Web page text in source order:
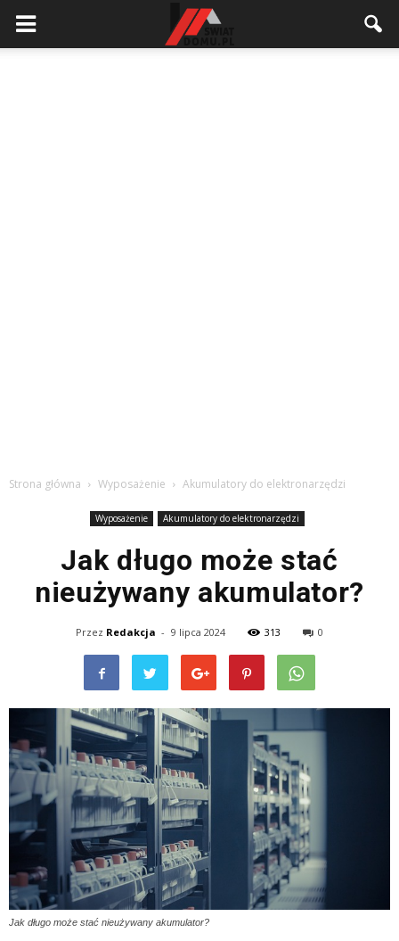
Strona główna Wyposażenie Akumulatory do elektronarzędzi
Wyposażenie Akumulatory do elektronarzędzi
Jak długo może stać
nieużywany akumulator?
Przez Redakcja - 9 lipca 2024 313 0
Jak długo może stać nieużywany akumulator?